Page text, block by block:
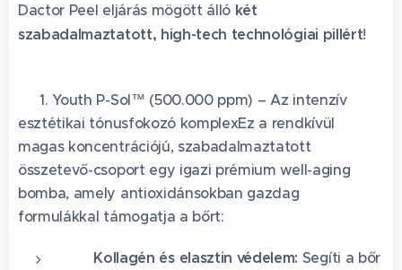
Dactor Peel eljárás mögött álló két
szabadalmaztatott, high-tech technológiai pillért!
👑 1. Youth P-Sol™ (500.000 ppm) – Az intenzív
esztétikai tónusfokozó komplexEz a rendkívül
magas koncentrációjú, szabadalmaztatott
összetevő-csoport egy igazi prémium well-aging
bomba, amely antioxidánsokban gazdag
formulákkal támogatja a bőrt:
Kollagén és elasztin védelem: Segíti a bőr